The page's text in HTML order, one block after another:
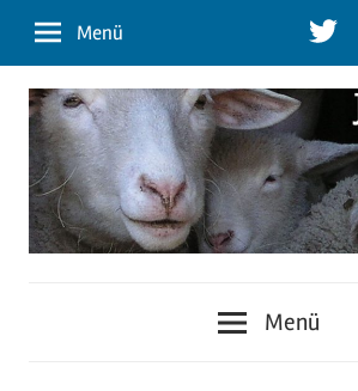
Inhalt
Menü
Menü